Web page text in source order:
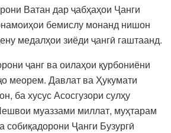
Ватан дар ҷабҳаҳои Ҷанги
бемислу монанд нишон
медалҳои зиёди ҷангӣ гаштаанд.
ҷанг ва оилаҳои қурбониёни
меорем. Давлат ва Ҳукумати
ба хусус Асосгузори сулҳу
муаззами миллат, муҳтарам
Ҷанги Бузургӣ